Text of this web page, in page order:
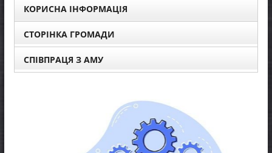
КОРИСНА ІНФОРМАЦІЯ
СТОРІНКА ГРОМАДИ
СПІВПРАЦЯ З АМУ